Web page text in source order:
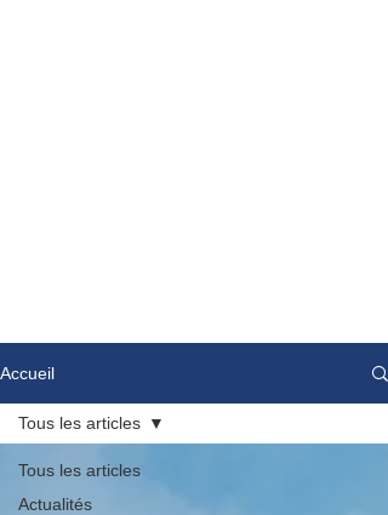
Accueil
Tous les articles
Actualités
Tous les articles